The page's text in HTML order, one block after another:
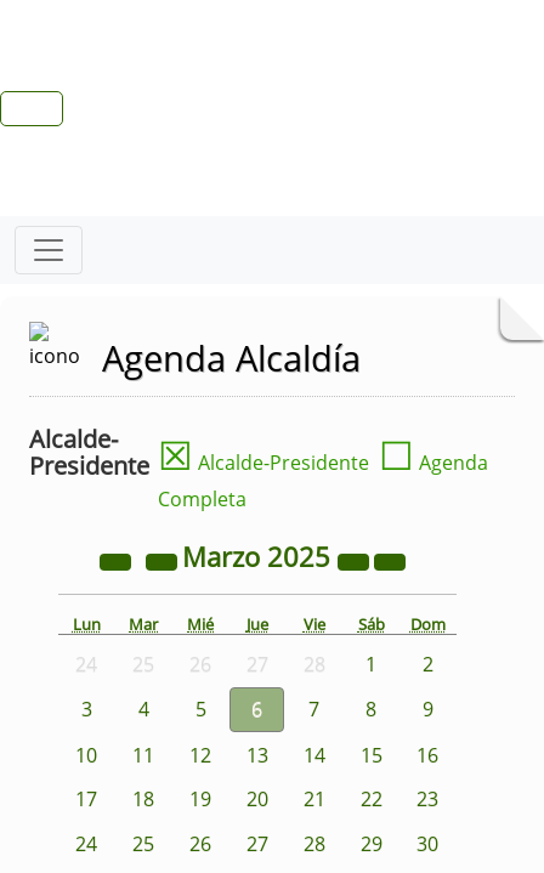
Agenda Alcaldía
Alcalde-
Presidente ☒ Alcalde-Presidente ☐ Agenda
Completa
Marzo 2025
Lun Mar Mié Jue Vie Sáb Dom
24 25 26 27 28 1
2
3
4 5 6 7 8
9
10
11 12 13 14 15
16
17
18 19 20 21 22
23
24
25 26 27 28 29
30